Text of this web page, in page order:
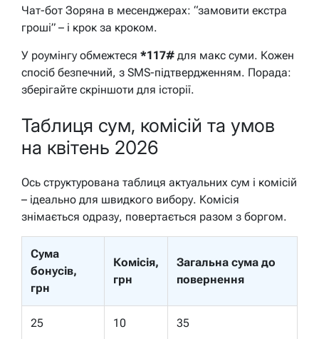
Чат-бот Зоряна в месенджерах: “замовити екстра
гроші” – і крок за кроком.
У роумінгу обмежтеся *117# для макс суми. Кожен
спосіб безпечний, з SMS-підтвердженням. Порада:
зберігайте скріншоти для історії.
Таблиця сум, комісій та умов
на квітень 2026
Ось структурована таблиця актуальних сум і комісій
– ідеально для швидкого вибору. Комісія
знімається одразу, повертається разом з боргом.
Сума
бонусів,
грн
Комісія,
грн
Загальна сума до
повернення
25 10 35